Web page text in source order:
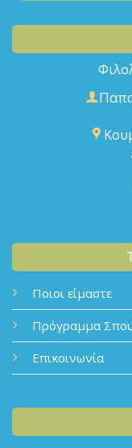
Ποιοι είμαστε
Πρόγραμμα
Επικοινωνία